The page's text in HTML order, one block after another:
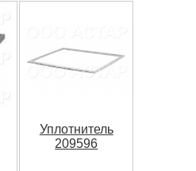
Уплотнитель
209596